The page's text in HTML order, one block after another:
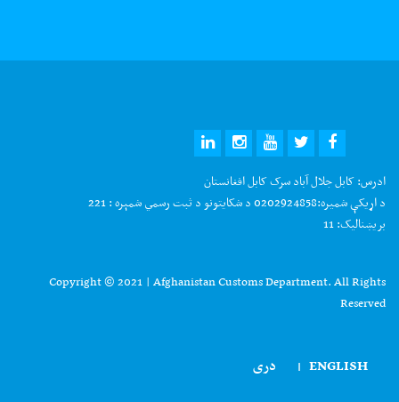
ادرس:کابل جلال آباد سرک کابل افغانستان
د اړیکې شمیره:0202924858 د شکایتونو د ثبت رسمي شمېره : 221
بریښنالیک:
Copyright © 2021 | Afghanistan Customs Department. All Rights
Reserved
ENGLISH
| دری